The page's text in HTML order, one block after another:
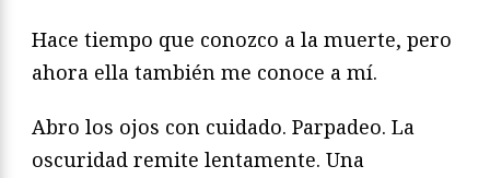
Hace tiempo que conozco a la muerte, pero
ahora ella también me conoce a mí.
Abro los ojos con cuidado. Parpadeo. La
oscuridad remite lentamente. Una